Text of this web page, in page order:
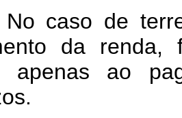
caso de
da renda,
apenas ao